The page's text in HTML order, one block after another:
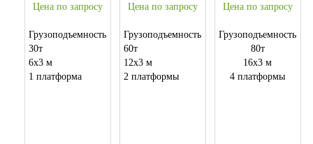
Цена по запросу
Грузоподъемность
30т
6х3 м
1 платформа
Цена по запросу
Грузоподъемность
60т
12х3 м
2 платформы
Цена по запросу
Грузоподъемность
80т
16х3 м
4 платформы